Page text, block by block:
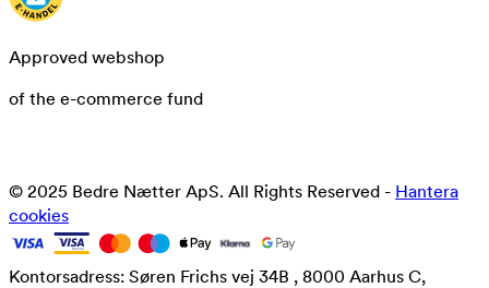
Approved webshop
of the e-commerce fund
© 2025 Bedre Nætter ApS. All Rights Reserved - Hantera
cookies
Kontorsadress: Søren Frichs vej 34B , 8000 Aarhus C,